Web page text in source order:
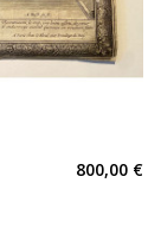
800,00 €